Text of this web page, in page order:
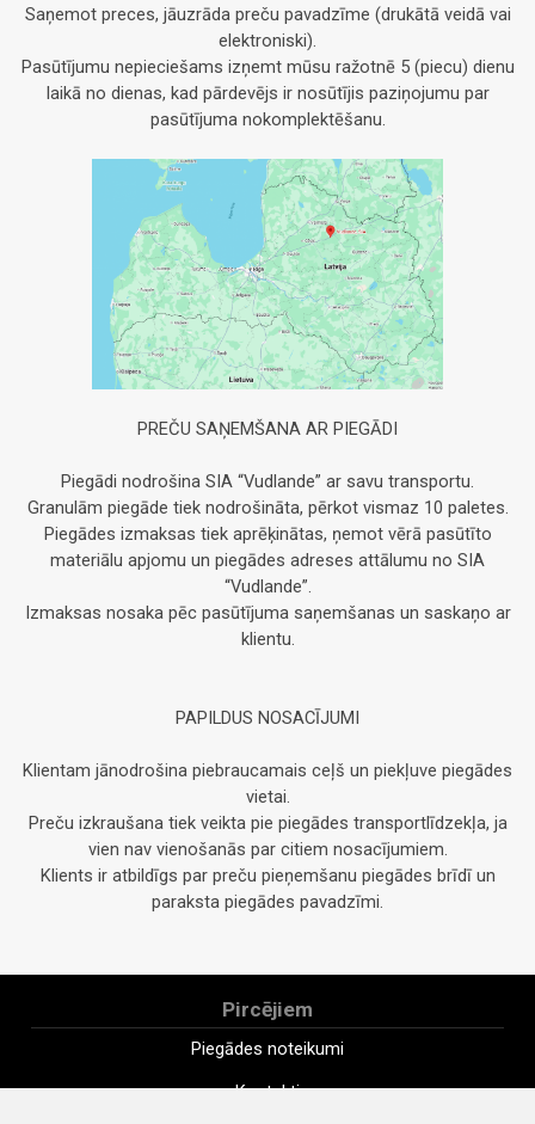
Saņemot preces, jāuzrāda preču pavadzīme (drukātā veidā vai
elektroniski).
Pasūtījumu nepieciešams izņemt mūsu ražotnē 5 (piecu) dienu
laikā no dienas, kad pārdevējs ir nosūtījis paziņojumu par
pasūtījuma nokomplektēšanu.
PREČU SAŅEMŠANA AR PIEGĀDI
Piegādi nodrošina SIA “Vudlande” ar savu transportu.
Granulām piegāde tiek nodrošināta, pērkot vismaz 10 paletes.
Piegādes izmaksas tiek aprēķinātas, ņemot vērā pasūtīto
materiālu apjomu un piegādes adreses attālumu no SIA
“Vudlande”.
Izmaksas nosaka pēc pasūtījuma saņemšanas un saskaņo ar
klientu.
PAPILDUS NOSACĪJUMI
Klientam jānodrošina piebraucamais ceļš un piekļuve piegādes
vietai.
Preču izkraušana tiek veikta pie piegādes transportlīdzekļa, ja
vien nav vienošanās par citiem nosacījumiem.
Klients ir atbildīgs par preču pieņemšanu piegādes brīdī un
paraksta piegādes pavadzīmi.
Pircējiem
Piegādes noteikumi
Kontakti